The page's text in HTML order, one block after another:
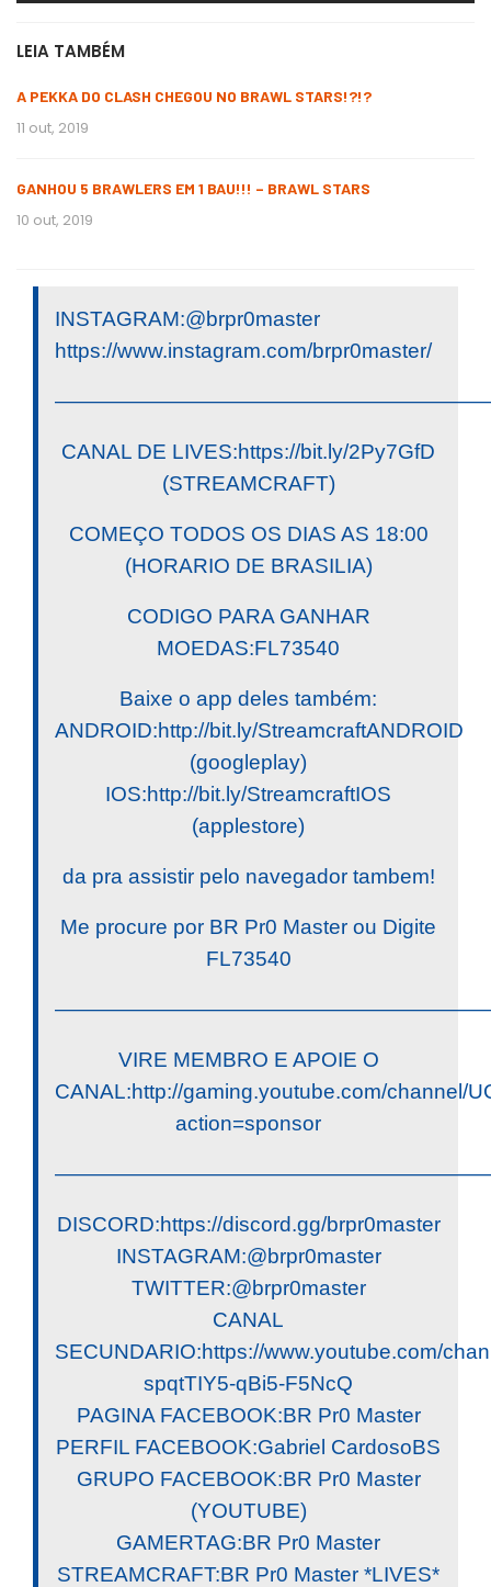
LEIA TAMBÉM
A PEKKA DO CLASH CHEGOU NO BRAWL STARS!?!?
11 out, 2019
GANHOU 5 BRAWLERS EM 1 BAU!!! – BRAWL STARS
10 out, 2019
INSTAGRAM:@brpr0master
https://www.instagram.com/brpr0master/
CANAL DE LIVES:https://bit.ly/2Py7GfD
(STREAMCRAFT)
COMEÇO TODOS OS DIAS AS 18:00
(HORARIO DE BRASILIA)
CODIGO PARA GANHAR
MOEDAS:FL73540
Baixe o app deles também:
ANDROID:http://bit.ly/StreamcraftANDROID
(googleplay)
IOS:http://bit.ly/StreamcraftIOS
(applestore)
da pra assistir pelo navegador tambem!
Me procure por BR Pr0 Master ou Digite
FL73540
VIRE MEMBRO E APOIE O
CANAL:http://gaming.youtube.com/channel/
action=sponsor
DISCORD:https://discord.gg/brpr0master
INSTAGRAM:@brpr0master
TWITTER:@brpr0master
CANAL
SECUNDARIO:https://www.youtube.com/
spqtTIY5-qBi5-F5NcQ
PAGINA FACEBOOK:BR Pr0 Master
PERFIL FACEBOOK:Gabriel CardosoBS
GRUPO FACEBOOK:BR Pr0 Master
(YOUTUBE)
GAMERTAG:BR Pr0 Master
STREAMCRAFT:BR Pr0 Master *LIVES*